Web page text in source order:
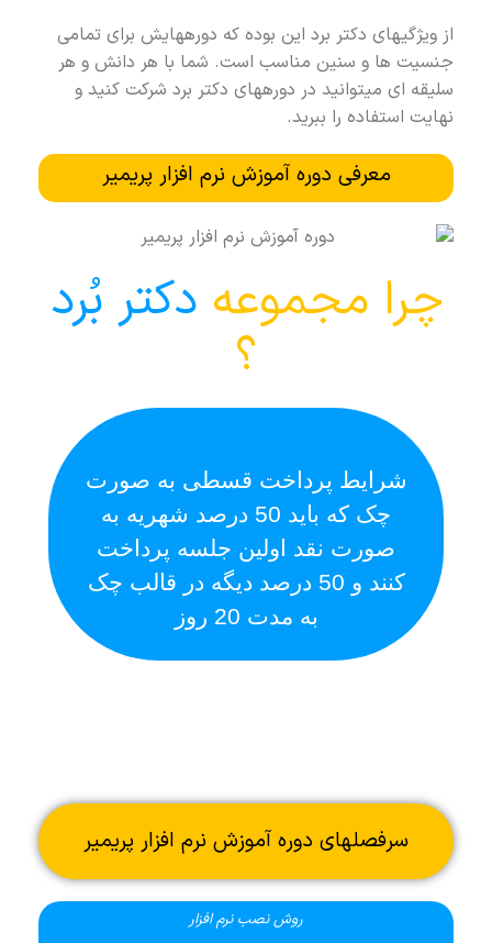
از ویژگی­های دکتر برد این بوده که دوره­هایش برای تمامی
جنسیت­ ها و سنین مناسب است. شما با هر دانش و هر
سلیقه ­ای می­توانید در دوره­های دکتر برد شرکت کنید و
نهایت استفاده را ببرید.
معرفی دوره آموزش نرم افزار پریمیر
چرا مجموعه دکتر بُرد
؟
شرایط پرداخت قسطی به صورت
چک که باید 50 درصد شهریه به
صورت نقد اولین جلسه پرداخت
کنند و 50 درصد دیگه در قالب چک
به مدت 20 روز
سرفصلهای دوره آموزش نرم افزار پریمیر
روش نصب نرم افزار